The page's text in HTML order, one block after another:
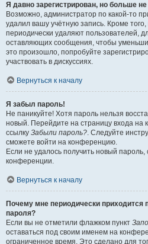
Я давно зарегистрирован, но больше не
Возможно, администратор по какой-то
удалил вашу учётную запись. Кроме
периодически удаляют пользователей,
оставляющих сообщения, чтобы
это произошло, попробуйте
участвовать в дискуссиях.
Вернуться к началу
Я забыл пароль!
Не паникуйте! Хотя пароль нельзя
новый. Перейдите на страницу входа
ссылку Забыли пароль?. Следуйте
сможете войти на конференцию.
Если не удалось получить новый
конференции.
Вернуться к началу
Почему мне периодически приходится
пароля?
Если вы не отметили флажком пункт
оставаться под своим именем на
ограниченное время. Это сделано для